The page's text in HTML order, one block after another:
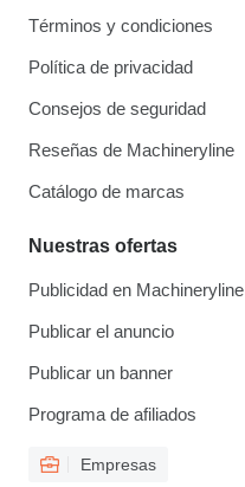
Términos y condiciones
Política de privacidad
Consejos de seguridad
Reseñas de Machineryline
Catálogo de marcas
Nuestras ofertas
Publicidad en Machineryline
Publicar el anuncio
Publicar un banner
Programa de afiliados
Empresas